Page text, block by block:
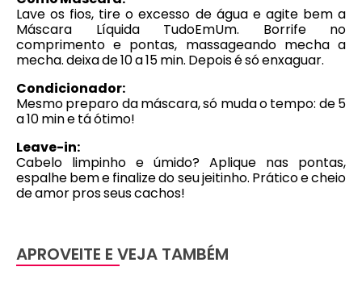
Lave os fios, tire o excesso de água e agite bem a
Máscara Líquida TudoEmUm. Borrife no
comprimento e pontas, massageando mecha a
mecha. deixa de 10 a 15 min. Depois é só enxaguar.
Condicionador:
Mesmo preparo da máscara, só muda o tempo: de 5
a 10 min e tá ótimo!
Leave-in:
Cabelo limpinho e úmido? Aplique nas pontas,
espalhe bem e finalize do seu jeitinho. Prático e cheio
de amor pros seus cachos!
APROVEITE E VEJA TAMBÉM